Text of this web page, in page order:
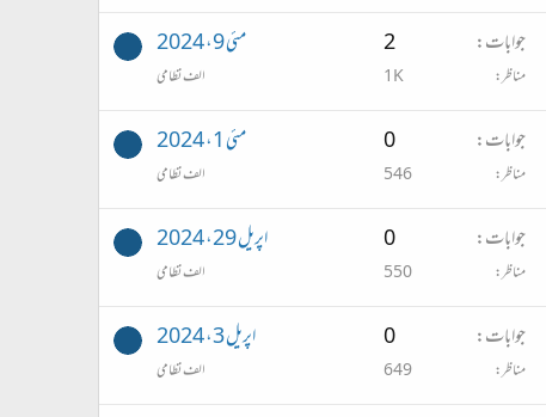
جوابات 2
مناظر 1K
مئی 9، 2024
الف نظامی
جوابات 0
مناظر 546
مئی 1، 2024
الف نظامی
جوابات 0
مناظر 550
اپریل 29، 2024
الف نظامی
جوابات 0
مناظر 649
اپریل 3، 2024
الف نظامی